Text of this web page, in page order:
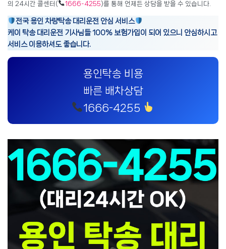
의 24시간 콜센터(
1666-4255 )를 통해 언제든 상담을 받을 수 있습니다.
전국 용인 차량탁송 대리운전 안심 서비스
케이 탁송 대리운전 기사님들 100% 보험가입이 되어 있으니 안심하시고
서비스 이용하셔도 좋습니다.
용인탁송 비용
빠른 배차상담
1666-4255